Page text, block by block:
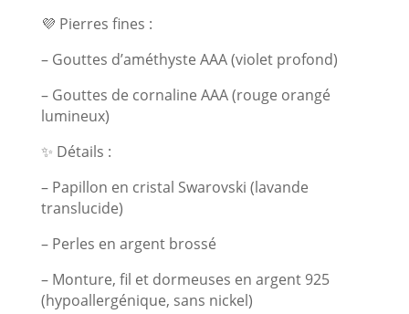
💜 Pierres fines :
– Gouttes d’améthyste AAA (violet profond)
– Gouttes de cornaline AAA (rouge orangé
lumineux)
✨ Détails :
– Papillon en cristal Swarovski (lavande
translucide)
– Perles en argent brossé
– Monture, fil et dormeuses en argent 925
(hypoallergénique, sans nickel)